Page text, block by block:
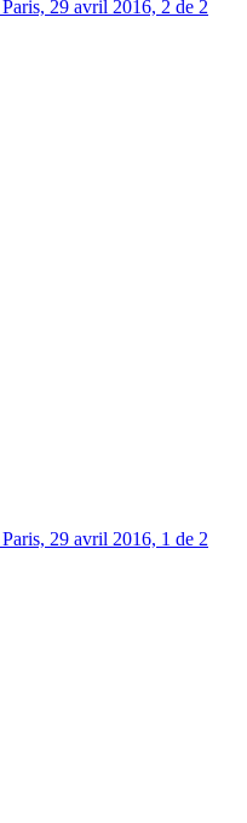
29 avril 2016, 2 de 2
29 avril 2016, 1 de 2